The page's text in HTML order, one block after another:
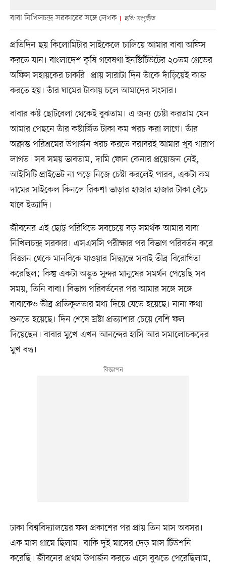
বাবা নিখিলচন্দ্র সরকারের সঙ্গে লেখক ছবি: সংগৃহীত
প্রতিদিন ছয় কিলোমিটার সাইকেলে চালিয়ে আমার বাবা অফিস
করতে যান। বাংলাদেশ কৃষি গবেষণা ইনস্টিটিউটের ২০তম গ্রেডের
অফিস সহায়কের চাকরি। প্রায় সারাটা দিন তাঁকে দাঁড়িয়েই কাজ
করতে হয়। তাঁর ঘামের টাকায় চলে আমাদের সংসার।
বাবার কষ্ট ছোটবেলা থেকেই বুঝতাম। এ জন্য চেষ্টা করতাম যেন
আমার পেছনে তাঁর কষ্টার্জিত টাকা কম খরচ করা লাগে। তাঁর
অক্লান্ত পরিশ্রমের উপার্জন খরচ করতে বরাবরই আমার খুব খারাপ
লাগত। সব সময় ভাবতাম, দামি ফোন কেনার প্রয়োজন নেই,
আইসিটি প্রাইভেট না পড়ে নিজে চেষ্টা করলেই পারব, একটা কম
দামের সাইকেল কিনলে রিকশা ভাড়ার হাজার হাজার টাকা বেঁচে
যাবে ইত্যাদি।
জীবনের এই ছোট্ট পরিধিতে সবচেয়ে বড় সমর্থক আমার বাবা
নিখিলচন্দ্র সরকার। এসএসসি পরীক্ষার পর বিভাগ পরিবর্তন করে
বিজ্ঞান থেকে মানবিকে যাওয়ার সিদ্ধান্তে সবাই তীব্র বিরোধিতা
করেছিল; কিন্তু একটা অদ্ভুত সুন্দর মানুষের সমর্থন পেয়েছি সব
সময়, তিনি বাবা। বিভাগ পরিবর্তনের পর আমার সঙ্গে সঙ্গে
বাবাকেও তীব্র প্রতিকূলতার মধ্য দিয়ে যেতে হয়েছে। নানা কথা
শুনতে হয়েছে। দিন শেষে স্রষ্টা প্রত্যাশার চেয়ে বেশি ফল
দিয়েছেন। বাবার মুখে এখন আনন্দের হাসি আর সমালোচকদের
মুখ বন্ধ।
ঢাকা বিশ্ববিদ্যালয়ের ফল প্রকাশের পর প্রায় তিন মাস অবসর।
এক মাস গ্রামে ছিলাম। বাকি দুই মাসের দেড় মাস টিউশনি
করেছি। জীবনের প্রথম উপার্জন করতে এসে বুঝতে পেরেছিলাম,